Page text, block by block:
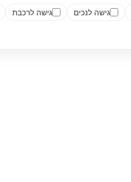
גישה לנכים גישה לרכבת